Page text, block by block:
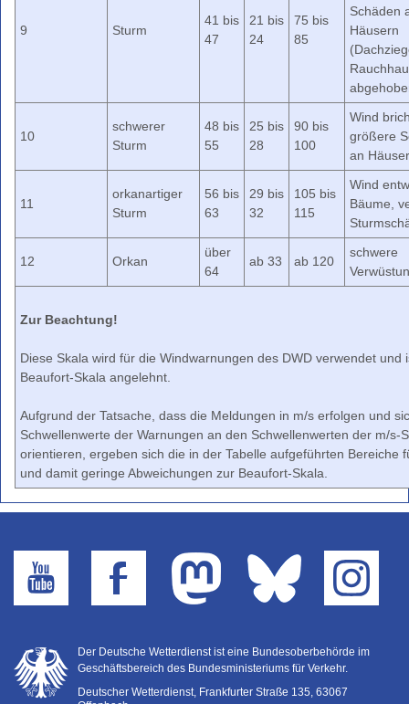
9 Sturm
41 bis
47
21 bis
24
75 bis
85
Schäden
Häusern
10
schwerer
Sturm
48 bis
55
25 bis
28
90 bis
100
Wind
größere
an
11
orkanartiger
Sturm
56 bis
63
29 bis
32
105 bis
115
Wind
Bäume,
12 Orkan
über
64
ab 33 ab 120
schwere
Zur Beachtung!
Diese Skala wird für die Windwarnungen des DWD verwendet und
Beaufort-Skala angelehnt.
Aufgrund der Tatsache, dass die Meldungen in m/s erfolgen und
Schwellenwerte der Warnungen an den Schwellenwerten der m/s-
orientieren, ergeben sich die in der Tabelle aufgeführten Bereiche
und damit geringe Abweichungen zur Beaufort-Skala.
Der Deutsche Wetterdienst ist eine Bundesoberbehörde im
Geschäftsbereich des Bundesministeriums für Verkehr.
Deutscher Wetterdienst, Frankfurter Straße 135, 63067